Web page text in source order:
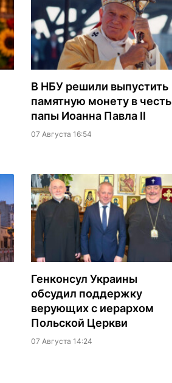
В НБУ решили выпустить
памятную монету в честь
папы Иоанна Павла II
07 Августа 16:54
Генконсул Украины
обсудил поддержку
верующих с иерархом
Польской Церкви
07 Августа 14:24